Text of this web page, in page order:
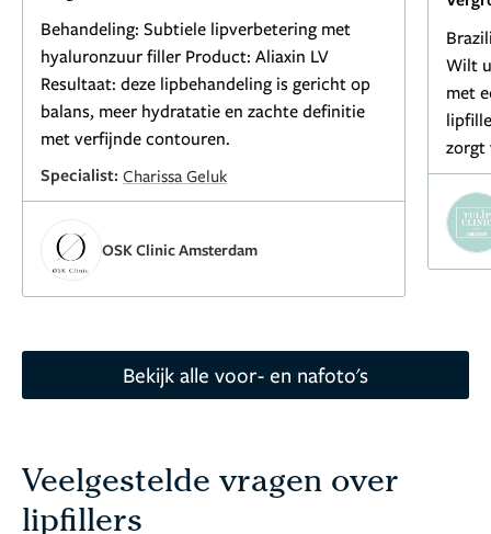
Behandeling: Subtiele lipverbetering met
hyaluronzuur filler Product: Aliaxin LV
Resultaat: deze lipbehandeling is gericht op
balans, meer hydratatie en zachte definitie
met verfijnde contouren.
Specialist: Charissa Geluk
OSK Clinic Amsterdam
Wilt
met
zorgt
Bekijk alle voor- en nafoto's
Veelgestelde vragen over
lipfillers